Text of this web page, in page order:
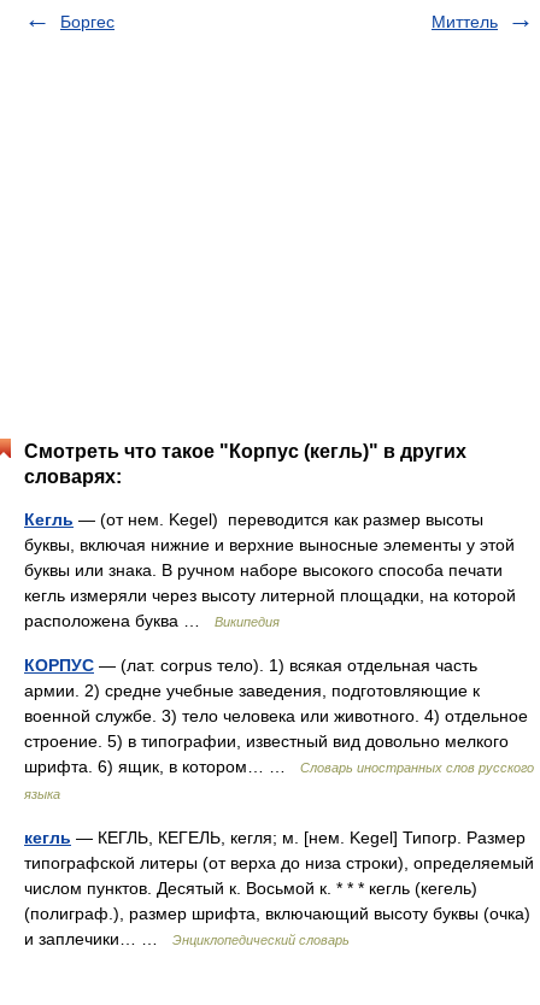
Боргес Миттель
Смотреть что такое "Корпус (кегль)" в других
словарях:
Кегль — (от нем. Kegel) переводится как размер высоты
буквы, включая нижние и верхние выносные элементы у этой
буквы или знака. В ручном наборе высокого способа печати
кегль измеряли через высоту литерной площадки, на которой
расположена буква …
Википедия
КОРПУС — (лат. corpus тело). 1) всякая отдельная часть
армии. 2) средне учебные заведения, подготовляющие к
военной службе. 3) тело человека или животного. 4) отдельное
строение. 5) в типографии, известный вид довольно мелкого
шрифта. 6) ящик, в котором… …
Словарь иностранных слов русского
языка
кегль — КЕГЛЬ, КЕГЕЛЬ, кегля; м. [нем. Kegel] Типогр. Размер
типографской литеры (от верха до низа строки), определяемый
числом пунктов. Десятый к. Восьмой к. * * * кегль (кегель)
(полиграф.), размер шрифта, включающий высоту буквы (очка)
и заплечики… …
Энциклопедический словарь